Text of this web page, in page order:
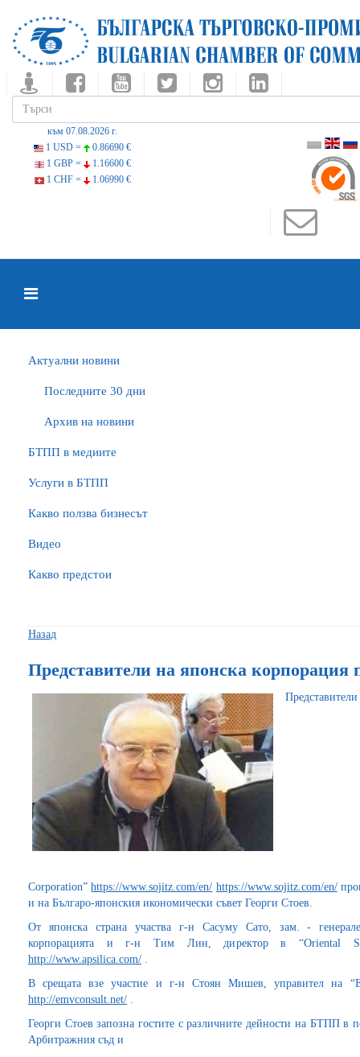
към 07.08.2026 г.
1 USD =
0.86690 €
1 GBP =
1.16600 €
1 CHF =
1.06990 €
Актуални новини
Последните 30 дни
Архив на новини
БTПП в медиите
Услуги в БТПП
Какво ползва бизнесът
Видео
Какво предстои
Назад
Представители на японска
Corporation”https://www.sojitz.com/en/ https://www.sojitz.com/en/
и на Българо-японския икономически съвет Георги Стоев.
От японска страна участва г-н Сасуму Сато, зам. -
корпорацията и г-н Тим Лин, директор в “Oriental
http://www.apsilica.com/ .
В срещата взе участие и г-н Стоян Мишев, управител
http://emvconsult.net/ .
Георги Стоев запозна гостите с различните дейности на БТПП в
Арбитражния съд и